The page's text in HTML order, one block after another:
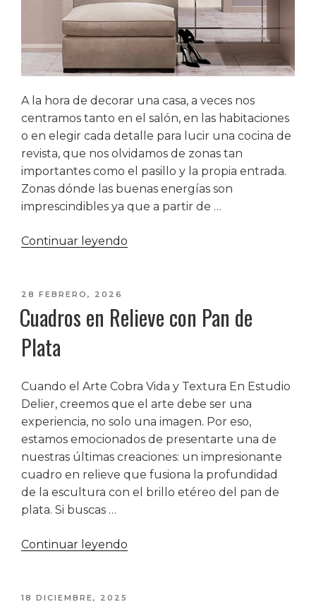
A la hora de decorar una casa, a veces nos
centramos tanto en el salón, en las habitaciones
o en elegir cada detalle para lucir una cocina de
revista, que nos olvidamos de zonas tan
importantes como el pasillo y la propia entrada.
Zonas dónde las buenas energías son
imprescindibles ya que a partir de …
Continuar leyendo
la
entrada
PUBLICADO
28 FEBRERO, 2026
Cuadros en Relieve con Pan de
Plata
Cuando el Arte Cobra Vida y Textura En Estudio
Delier, creemos que el arte debe ser una
experiencia, no solo una imagen. Por eso,
estamos emocionados de presentarte una de
nuestras últimas creaciones: un impresionante
cuadro en relieve que fusiona la profundidad
de la escultura con el brillo etéreo del pan de
plata. Si buscas …
Continuar leyendo
PUBLICADO
18 DICIEMBRE, 2025